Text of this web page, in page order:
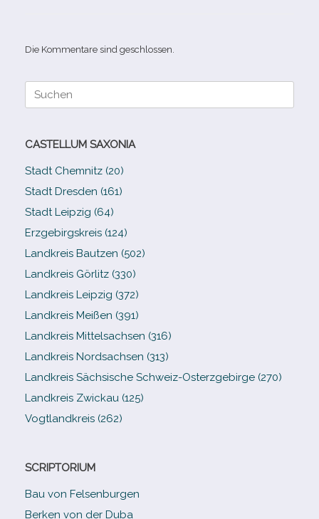
Die Kommentare sind geschlossen.
Suche
CASTELLUM SAXONIA
Stadt Chemnitz (20)
Stadt Dresden (161)
Stadt Leipzig (64)
Erzgebirgskreis (124)
Landkreis Bautzen (502)
Landkreis Görlitz (330)
Landkreis Leipzig (372)
Landkreis Meißen (391)
Landkreis Mittelsachsen (316)
Landkreis Nordsachsen (313)
Landkreis Sächsische Schweiz-​Osterzgebirge (270)
Landkreis Zwickau (125)
Vogtlandkreis (262)
SCRIPTORIUM
Bau von Felsenburgen
Berken von der Duba